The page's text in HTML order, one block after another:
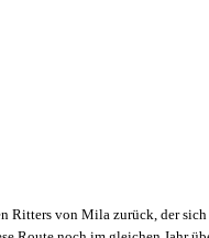
Ritters von Mila zurück, der